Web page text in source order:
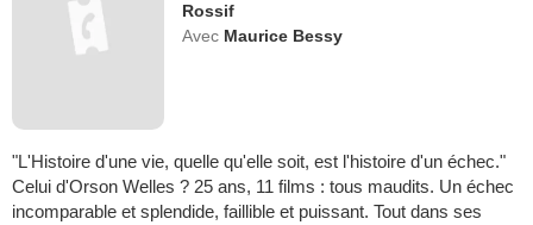
Rossif
Avec Maurice Bessy
"L'Histoire d'une vie, quelle qu'elle soit, est l'histoire d'un échec."
Celui d'Orson Welles ? 25 ans, 11 films : tous maudits. Un échec
incomparable et splendide, faillible et puissant. Tout dans ses